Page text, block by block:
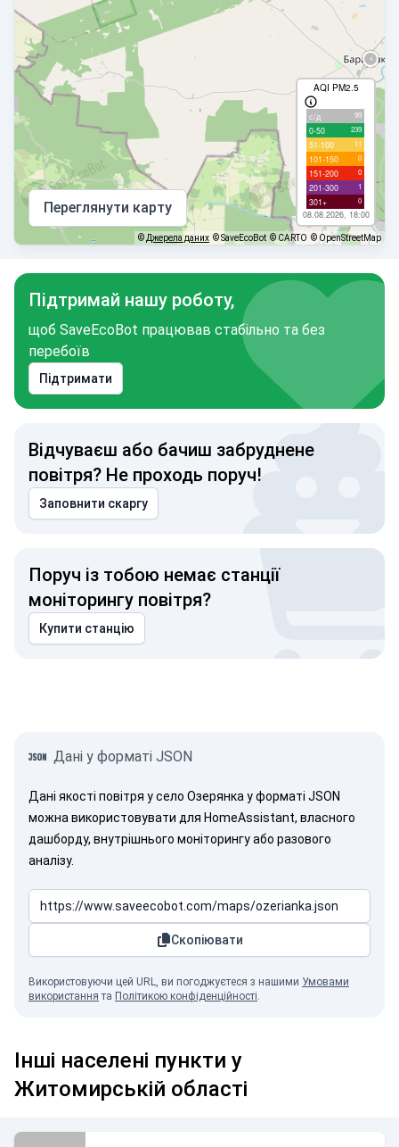
AQI PM2.5
с/д 99
0-50 239
51-100 11
101-150 0
151-200 0
201-300 1
301+ 0
08.08.2026, 18:00
Переглянути карту
© Джерела даних © SaveEcoBot © CARTO © OpenStreetMap
Підтримай нашу роботу,
щоб SaveEcoBot працював стабільно та без
перебоїв
Підтримати
Відчуваєш або бачиш забруднене
повітря? Не проходь поруч!
Заповнити скаргу
Поруч із тобою немає станції
моніторингу повітря?
Купити станцію
Дані у форматі JSON
Дані якості повітря у село Озерянка у форматі JSON
можна використовувати для HomeAssistant, власного
дашборду, внутрішнього моніторингу або разового
аналізу.
Скопіювати
Використовуючи цей URL, ви погоджуєтеся з нашими Умовами
використання та Політикою конфіденційності.
Інші населені пункти у
Житомирській області